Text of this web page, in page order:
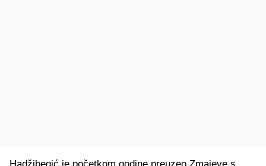
Hadžibegić je početkom godine preuzeo Zmajeve s